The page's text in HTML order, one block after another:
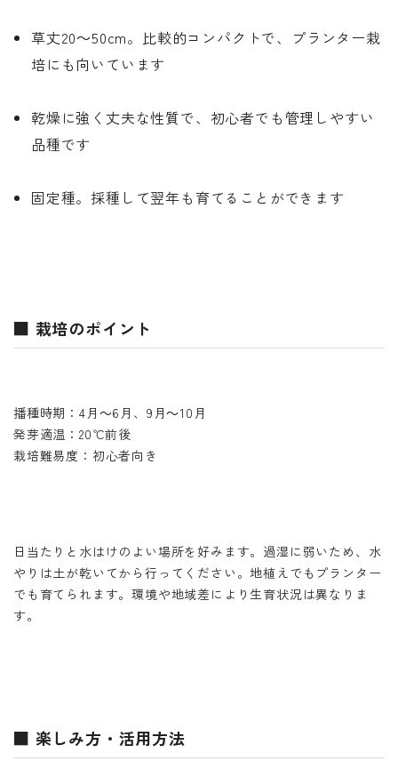
草丈20～50cm。比較的コンパクトで、プランター栽
培にも向いています
乾燥に強く丈夫な性質で、初心者でも管理しやすい
品種です
固定種。採種して翌年も育てることができます
■ 栽培のポイント
播種時期：4月～6月、9月～10月
発芽適温：20℃前後
栽培難易度：初心者向き
日当たりと水はけのよい場所を好みます。過湿に弱いため、水
やりは土が乾いてから行ってください。地植えでもプランター
でも育てられます。環境や地域差により生育状況は異なりま
す。
■ 楽しみ方・活用方法